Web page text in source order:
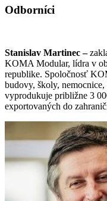
Odborníci
Stanislav Martinec –
KOMA Modular, lídra v
republike. Spoločnosť
budovy, školy,
vyprodukuje približne 3
exportovaných do